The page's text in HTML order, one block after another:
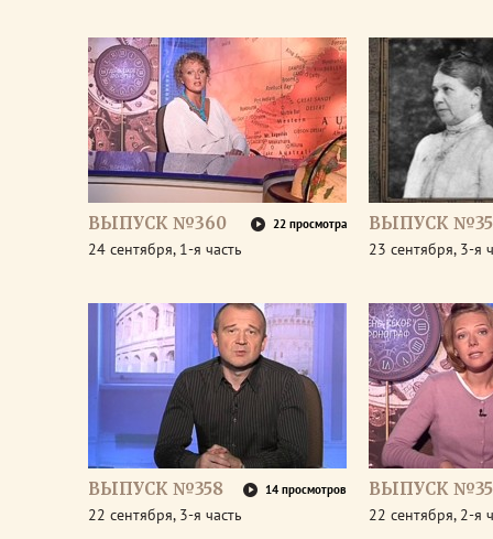
ВЫПУСК №360 22 просмотра
24 сентября, 1-я часть
ВЫПУСК
23 сентября, 3-я
ВЫПУСК №358 14 просмотров
22 сентября, 3-я часть
ВЫПУСК
22 сентября, 2-я